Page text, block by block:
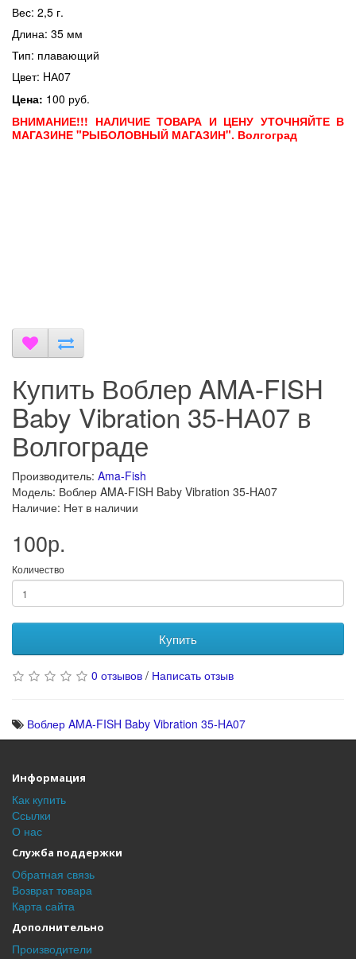
Вес: 2,5 г.
Длина: 35 мм
Тип: плавающий
Цвет: HА07
Цена: 100 руб.
ВНИМАНИЕ!!! НАЛИЧИЕ ТОВАРА И ЦЕНУ УТОЧНЯЙТЕ В
МАГАЗИНЕ "РЫБОЛОВНЫЙ МАГАЗИН". Волгоград
Купить Воблер AMA-FISH
Baby Vibration 35-HА07 в
Волгограде
Производитель: Ama-Fish
Модель: Воблер AMA-FISH Baby Vibration 35-HА07
Наличие: Нет в наличии
100р.
Количество
Купить
0 отзывов / Написать отзыв
Воблер AMA-FISH Baby Vibration 35-HА07
Информация
Как купить
Ссылки
О нас
Служба поддержки
Обратная связь
Возврат товара
Карта сайта
Дополнительно
Производители